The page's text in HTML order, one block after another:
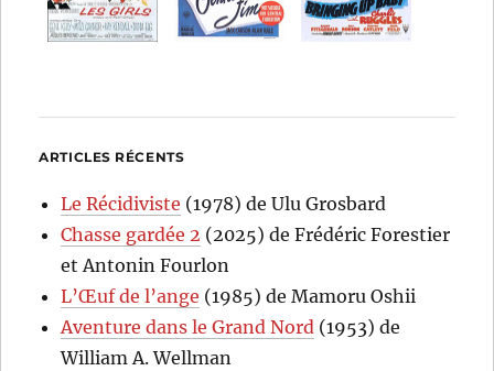
ARTICLES RÉCENTS
Le Récidiviste (1978) de Ulu Grosbard
Chasse gardée 2 (2025) de Frédéric Forestier
et Antonin Fourlon
L’Œuf de l’ange (1985) de Mamoru Oshii
Aventure dans le Grand Nord (1953) de
William A. Wellman